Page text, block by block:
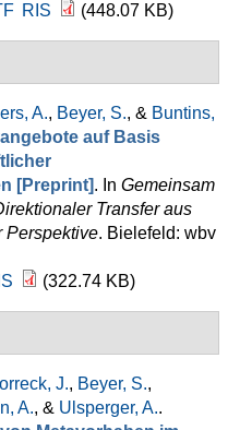
RIS (448.07 KB)
A., Beyer, S., & Buntins,
auf Basis
[Preprint]. In Gemeinsam
Transfer aus
Perspektive. Bielefeld: wbv
(322.74 KB)
J., Beyer, S.,
A., & Ulsperger, A..